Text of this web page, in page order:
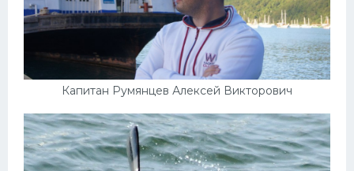
Капитан Румянцев Алексей Викторович